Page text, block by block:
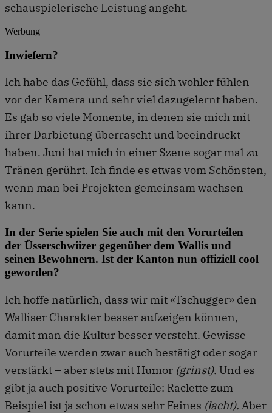
schauspielerische Leistung angeht.
Werbung
Inwiefern?
Ich habe das Gefühl, dass sie sich wohler fühlen
vor der Kamera und sehr viel dazugelernt haben.
Es gab so viele Momente, in denen sie mich mit
ihrer Darbietung überrascht und beeindruckt
haben. Juni hat mich in einer Szene sogar mal zu
Tränen gerührt. Ich finde es etwas vom Schönsten,
wenn man bei Projekten gemeinsam wachsen
kann.
In der Serie spielen Sie auch mit den Vorurteilen
der Üsserschwiizer gegenüber dem Wallis und
seinen Bewohnern. Ist der Kanton nun offiziell cool
geworden?
Ich hoffe natürlich, dass wir mit «Tschugger» den
Walliser Charakter besser aufzeigen können,
damit man die Kultur besser versteht. Gewisse
Vorurteile werden zwar auch bestätigt oder sogar
verstärkt – aber stets mit Humor (grinst). Und es
gibt ja auch positive Vorurteile: Raclette zum
Beispiel ist ja schon etwas sehr Feines (lacht). Aber